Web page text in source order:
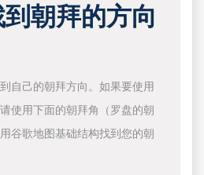
朝拜的方向
自己的朝拜方向。如果要使用
使用下面的朝拜角（罗盘的朝
谷歌地图基础结构找到您的朝